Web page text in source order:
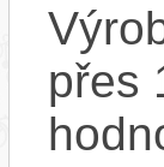
přes